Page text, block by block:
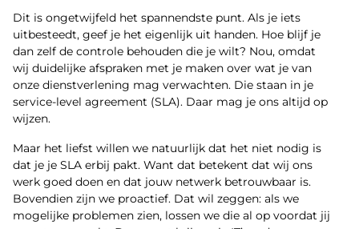
Dit is ongetwijfeld het spannendste punt. Als je iets
uitbesteedt, geef je het eigenlijk uit handen. Hoe blijf je
dan zelf de controle behouden die je wilt? Nou, omdat
wij duidelijke afspraken met je maken over wat je van
onze dienstverlening mag verwachten. Die staan in je
service-level agreement (SLA). Daar mag je ons altijd op
wijzen.
Maar het liefst willen we natuurlijk dat het niet nodig is
dat je je SLA erbij pakt. Want dat betekent dat wij ons
werk goed doen en dat jouw netwerk betrouwbaar is.
Bovendien zijn we proactief. Dat wil zeggen: als we
mogelijke problemen zien, lossen we die al op voordat jij